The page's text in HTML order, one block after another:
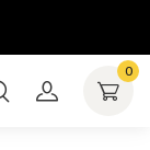
0